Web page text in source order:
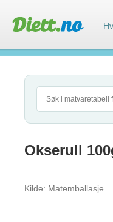
Okserull
Kilde: Matemballasje